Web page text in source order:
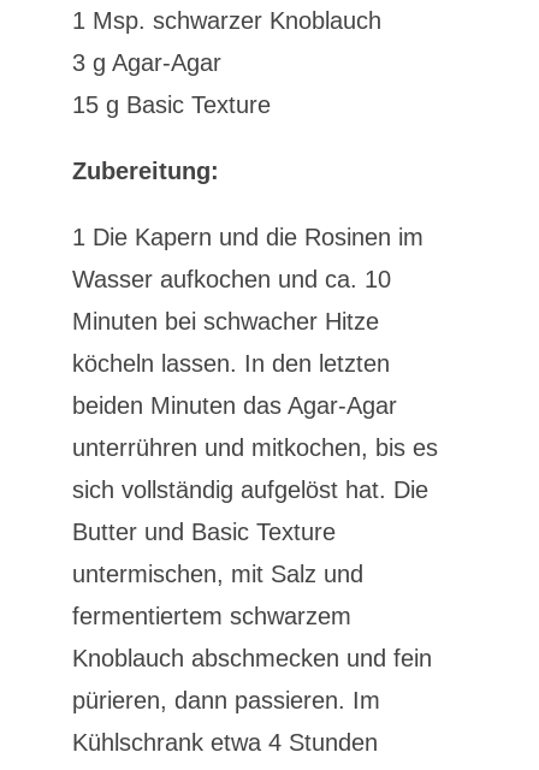
1 Msp. schwarzer Knoblauch
3 g Agar-Agar
15 g Basic Texture
Zubereitung:
1 Die Kapern und die Rosinen im
Wasser aufkochen und ca. 10
Minuten bei schwacher Hitze
köcheln lassen. In den letzten
beiden Minuten das Agar-Agar
unterrühren und mitkochen, bis es
sich vollständig aufgelöst hat. Die
Butter und Basic Texture
untermischen, mit Salz und
fermentiertem schwarzem
Knoblauch abschmecken und fein
pürieren, dann passieren. Im
Kühlschrank etwa 4 Stunden